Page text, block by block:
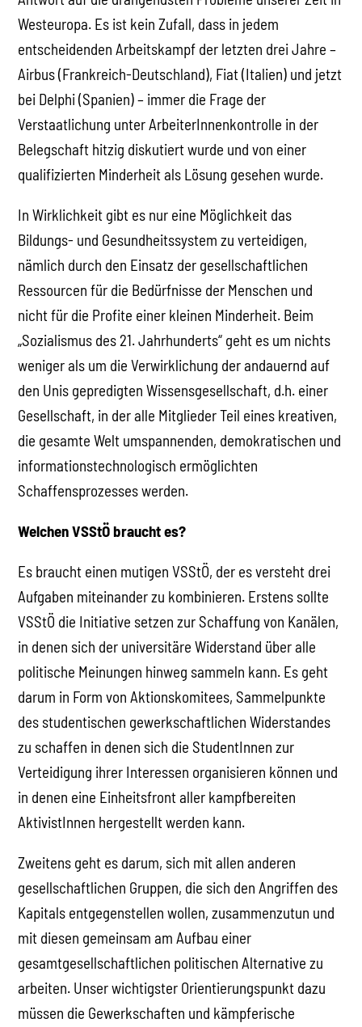
Westeuropa. Es ist kein Zufall, dass in jedem
entscheidenden Arbeitskampf der letzten drei Jahre –
Airbus (Frankreich-Deutschland), Fiat (Italien) und jetzt
bei Delphi (Spanien) – immer die Frage der
Verstaatlichung unter ArbeiterInnenkontrolle in der
Belegschaft hitzig diskutiert wurde und von einer
qualifizierten Minderheit als Lösung gesehen wurde.
In Wirklichkeit gibt es nur eine Möglichkeit das
Bildungs- und Gesundheitssystem zu verteidigen,
nämlich durch den Einsatz der gesellschaftlichen
Ressourcen für die Bedürfnisse der Menschen und
nicht für die Profite einer kleinen Minderheit. Beim
„Sozialismus des 21. Jahrhunderts“ geht es um nichts
weniger als um die Verwirklichung der andauernd auf
den Unis gepredigten Wissensgesellschaft, d.h. einer
Gesellschaft, in der alle Mitglieder Teil eines kreativen,
die gesamte Welt umspannenden, demokratischen und
informationstechnologisch ermöglichten
Schaffensprozesses werden.
Welchen VSStÖ braucht es?
Es braucht einen mutigen VSStÖ, der es versteht drei
Aufgaben miteinander zu kombinieren. Erstens sollte
VSStÖ die Initiative setzen zur Schaffung von Kanälen,
in denen sich der universitäre Widerstand über alle
politische Meinungen hinweg sammeln kann. Es geht
darum in Form von Aktionskomitees, Sammelpunkte
des studentischen gewerkschaftlichen Widerstandes
zu schaffen in denen sich die StudentInnen zur
Verteidigung ihrer Interessen organisieren können und
in denen eine Einheitsfront aller kampfbereiten
AktivistInnen hergestellt werden kann.
Zweitens geht es darum, sich mit allen anderen
gesellschaftlichen Gruppen, die sich den Angriffen des
Kapitals entgegenstellen wollen, zusammenzutun und
mit diesen gemeinsam am Aufbau einer
gesamtgesellschaftlichen politischen Alternative zu
arbeiten. Unser wichtigster Orientierungspunkt dazu
müssen die Gewerkschaften und kämpferische